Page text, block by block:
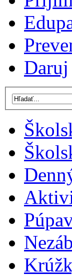
Daruj